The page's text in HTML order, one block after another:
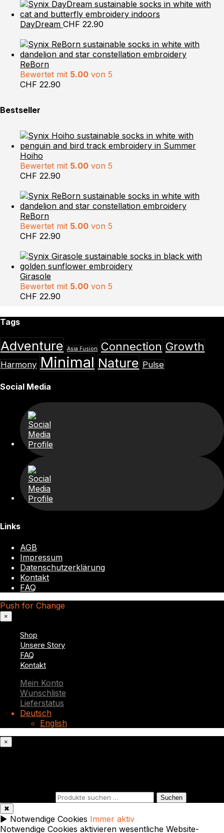
DayDream CHF 22.90
ReBorn
Bewertet mit 5.00 von 5
CHF 22.90
Bestseller
Hoiho
Bewertet mit 5.00 von 5
CHF 22.90
ReBorn
Bewertet mit 5.00 von 5
CHF 22.90
Girasole
Bewertet mit 5.00 von 5
CHF 22.90
Tags
Adventure Asia Fusion Connection Growth
Harmony Minimal Nature Pulse
Social Media
Links
AGB
Impressum
Datenschutzerklärung
Kontakt
FAQ
Push for Change
×
Shop
Unsere Story
FAQ
Kontakt
Mein Konto
Wunschliste
Lieferstatus
Deutsch
English
×
Suchen
✖
► Notwendige Cookies Immer aktiv
Notwendige Cookies aktivieren wesentliche Website-